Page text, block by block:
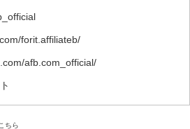
forit.affiliateb/
afb.com_official/